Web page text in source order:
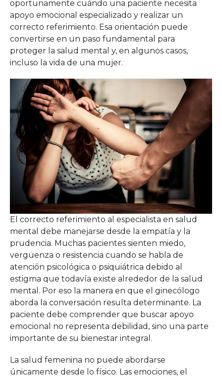
oportunamente cuándo una paciente necesita
apoyo emocional especializado y realizar un
correcto referimiento. Esa orientación puede
convertirse en un paso fundamental para
proteger la salud mental y, en algunos casos,
incluso la vida de una mujer.
El correcto referimiento al especialista en salud
mental debe manejarse desde la empatía y la
prudencia. Muchas pacientes sienten miedo,
vergüenza o resistencia cuando se habla de
atención psicológica o psiquiátrica debido al
estigma que todavía existe alrededor de la salud
mental. Por eso la manera en que el ginecólogo
aborda la conversación resulta determinante. La
paciente debe comprender que buscar apoyo
emocional no representa debilidad, sino una parte
importante de su bienestar integral.
La salud femenina no puede abordarse
únicamente desde lo físico. Las emociones, el